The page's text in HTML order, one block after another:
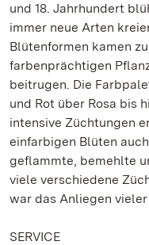
und 18. Jahrhundert
immer neue Arten
Blütenformen kamen
farbenprächtigen
beitrugen. Die
und Rot über Rosa bis
intensive Züchtungen
einfarbigen Blüten
geflammte, bemehlte
viele verschiedene
war das Anliegen
SERVICE